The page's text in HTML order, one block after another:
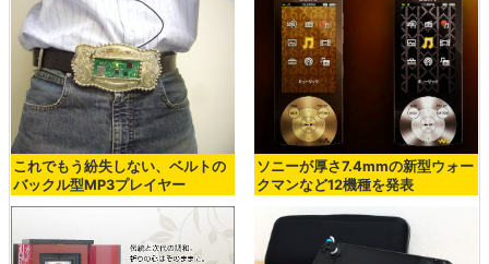
これでもう紛失しない、ベルトの
バックル型MP3プレイヤー
ソニーが厚さ7.4mmの新型ウォー
クマンなど12機種を発表